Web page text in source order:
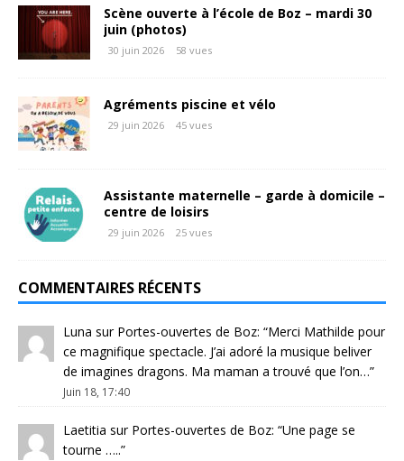
Scène ouverte à l’école de Boz – mardi 30
juin (photos)
30 juin 2026 58 vues
Agréments piscine et vélo
29 juin 2026 45 vues
Assistante maternelle – garde à domicile –
centre de loisirs
29 juin 2026 25 vues
COMMENTAIRES RÉCENTS
Luna sur Portes-ouvertes de Boz: “Merci Mathilde pour
ce magnifique spectacle. J’ai adoré la musique beliver
de imagines dragons. Ma maman a trouvé que l’on…”
Juin 18, 17:40
Laetitia sur Portes-ouvertes de Boz: “Une page se
tourne …..”